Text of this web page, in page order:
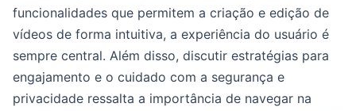
funcionalidades que permitem a criação e edição de
vídeos de forma intuitiva, a experiência do usuário é
sempre central. Além disso, discutir estratégias para
engajamento e o cuidado com a segurança e
privacidade ressalta a importância de navegar na